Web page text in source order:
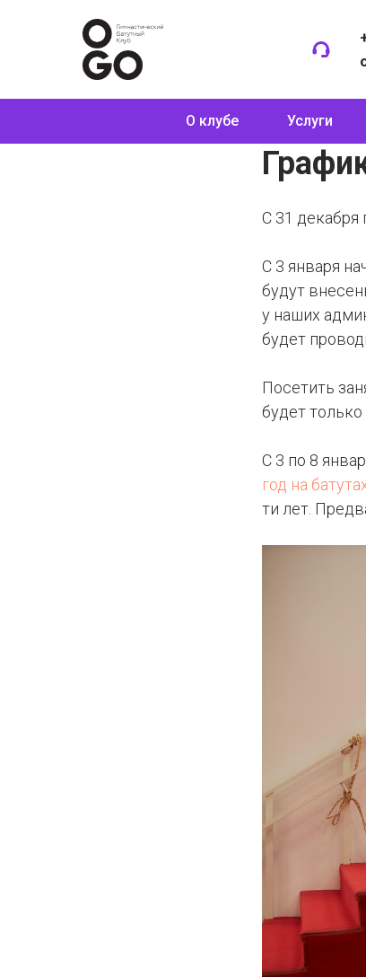
О клубе Услуги
С 31 декабря
С 3 января
будут
у наших
будет
Посетить
будет
С 3 по 8
год на
ти лет.